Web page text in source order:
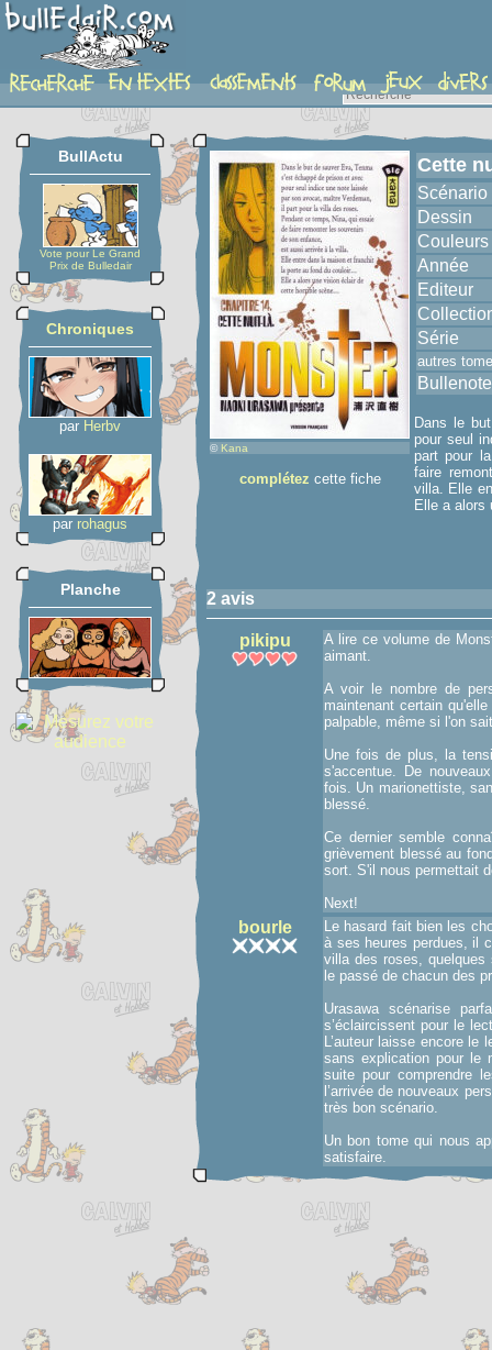
album
BullActu
Vote pour Le Grand
Prix de Bulledair
Chroniques
par Herbv
par rohagus
Planche
© Kana
complétez cette fiche
Cette
Scénario
Dessin
Couleurs
Année
Editeur
Série
autres
Bullenote
Dans le
pour seul
part pour
faire
villa. Elle
Elle a
2 avis
pikipu
A lire ce volume de
aimant.
A voir le nombre de
maintenant certain
palpable, même si l'on
Une fois de plus, la
s'accentue. De
fois. Un marionettiste,
blessé.
Ce dernier semble
grièvement blessé au
sort. S'il nous permettait
Next!
bourle
Le hasard fait bien les
à ses heures perdues, il
villa des roses, quelques
le passé de chacun des
Urasawa scénarise
s’éclaircissent pour le
L’auteur laisse encore le
sans explication pour le
suite pour comprendre
l’arrivée de nouveaux
très bon scénario.
Un bon tome qui nous
satisfaire.